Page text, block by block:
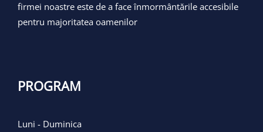
firmei noastre este de a face înmormântările accesibile
pentru majoritatea oamenilor
PROGRAM
Luni - Duminica